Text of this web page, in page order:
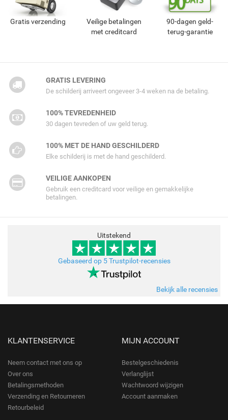
Gratis verzending
Veilige betalingen
met creditcard
90-dagen geld-
terug-garantie
GRATIS LEVERING
De schilderij arriveert ongeveer 3-4 weken na de betaling.
100% TEVREDENHEID
30 dagen tevreden of uw geld terug.
100% MET DE HAND GESCHILDERD
Elke schilderij is met de hand geschilderd.
VEILIGE AANKOPEN
Gebruik een creditcard voor veilige en gemakkelijke
betalingen.
Uitstekend
Gebaseerd op 5 Trustpilot-recensies
Bekijk alle recensies
KLANTENSERVICE
Neem contact met ons op
Over ons
Betalingsmethoden
Verzending en Retourneren
Retourbeleid
MIJN ACCOUNT
Bestelgeschiedenis
Verlanglijst
Wachtwoord wijzigen
Account aanmaken